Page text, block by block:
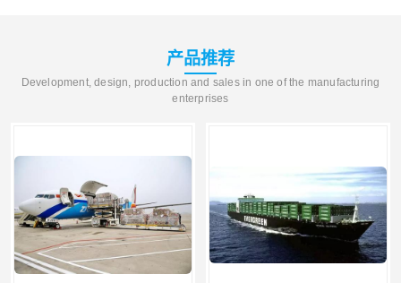
产品推荐
Development, design, production and sales in one of the manufacturing
enterprises